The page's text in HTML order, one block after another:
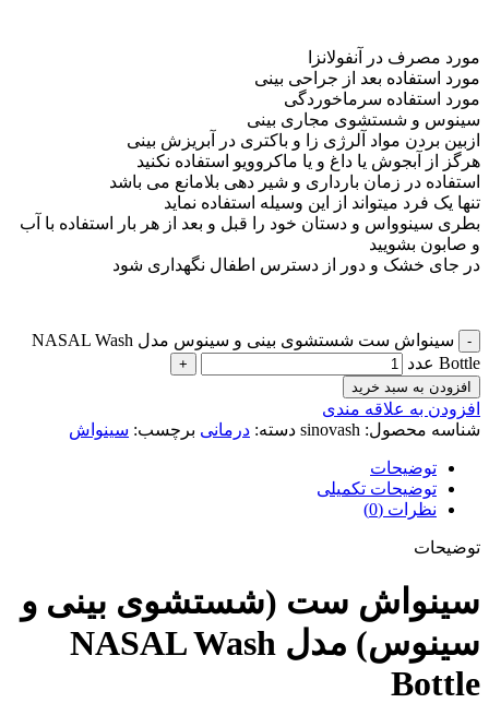
مورد مصرف در آنفولانزا
مورد استفاده بعد از جراحی بینی
مورد استفاده سرماخوردگی
سینوس و شستشوی مجاری بینی
ازبین بردن مواد آلرژی زا و باکتری در آبریزش بینی
هرگز از آبجوش یا داغ و یا ماکروویو استفاده نکنید
استفاده در زمان بارداری و شیر دهی بلامانع می باشد
تنها یک فرد میتواند از این وسیله استفاده نماید
بطری سینوواس و دستان خود را قبل و بعد از هر بار استفاده با آب
و صابون بشویید
در جای خشک و دور از دسترس اطفال نگهداری شود
سینواش ست شستشوی بینی و سینوس مدل NASAL Wash
Bottle عدد
افزودن به سبد خرید
افزودن به علاقه مندی
شناسه محصول: sinovash دسته: درمانی برچسب: سینواش
توضیحات
توضیحات تکمیلی
نظرات (0)
توضیحات
سینواش ست (شستشوی بینی و
سینوس) مدل NASAL Wash
Bottle